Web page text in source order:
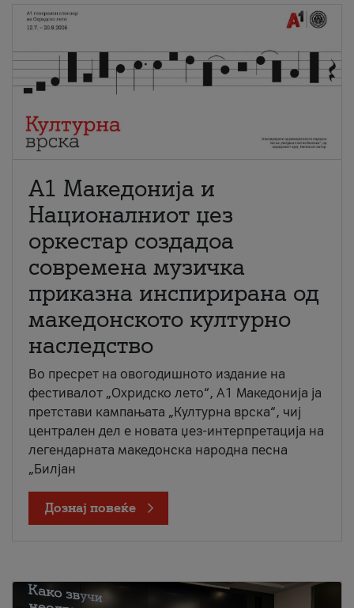
А1 Македонија и
Националниот џез
оркестар создадоа
современа музичка
приказна инспирирана од
македонското културно
наследство
Во пресрет на овогодишното издание на
фестивалот „Охридско лето“, А1 Македонија ја
претстави кампањата „Културна врска“, чиј
централен дел е новата џез-интерпретација на
легендарната македонска народна песна
„Билјан
Дознај повеќе